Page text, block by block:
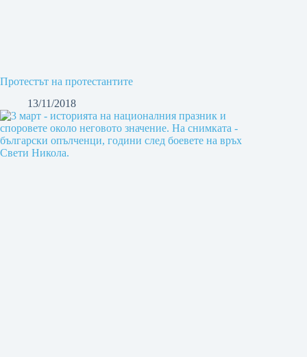
Протестът на протестантите
13/11/2018